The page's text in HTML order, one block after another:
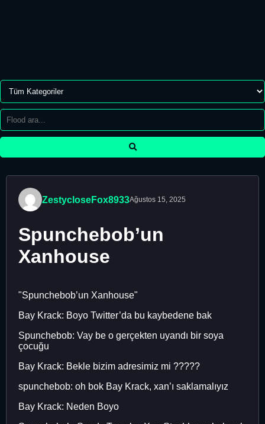
ZestycloseFox8933Ağustos 15, 2025
Spunchebob’un
Xanhouse
"Spunchebob’un Xanhouse"
Bay Krack: Boyo Twitter’da bu kaybedene bak
Spunchebob: Vay be o gerçekten uyandı bir soya
çocuğu
Bay Krack: Bekle bizim adresimiz mi ?????
spunchebob: oh bok Bay Krack, xan’ı saklamalıyız
Bay Krack: Neden Boyo